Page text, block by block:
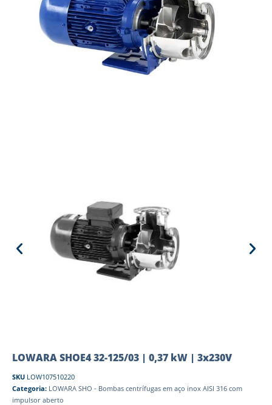
LOWARA SHOE4 32-125/03 | 0,37 kW | 3x230V
SKU LOW107510220
Categoria: LOWARA SHO - Bombas centrífugas em aço inox AISI 316 com
impulsor aberto